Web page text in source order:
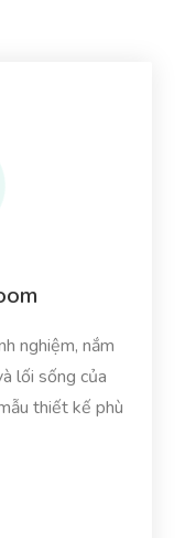
nghiệm, nắm
lối sống của
thiết kế phù